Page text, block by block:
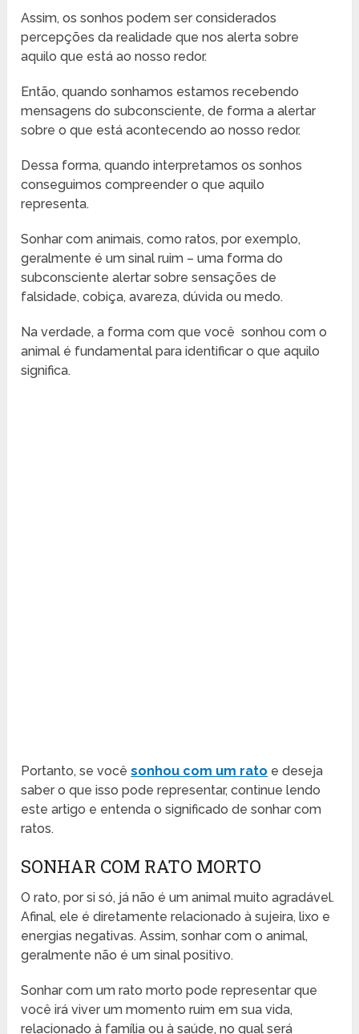
Assim, os sonhos podem ser considerados
percepções da realidade que nos alerta sobre
aquilo que está ao nosso redor.
Então, quando sonhamos estamos recebendo
mensagens do subconsciente, de forma a alertar
sobre o que está acontecendo ao nosso redor.
Dessa forma, quando interpretamos os sonhos
conseguimos compreender o que aquilo
representa.
Sonhar com animais, como ratos, por exemplo,
geralmente é um sinal ruim – uma forma do
subconsciente alertar sobre sensações de
falsidade, cobiça, avareza, dúvida ou medo.
Na verdade, a forma com que você sonhou com o
animal é fundamental para identificar o que aquilo
significa.
Portanto, se vocêsonhou com um rato e deseja
saber o que isso pode representar, continue lendo
este artigo e entenda o significado de sonhar com
ratos.
SONHAR COM RATO MORTO
O rato, por si só, já não é um animal muito agradável.
Afinal, ele é diretamente relacionado à sujeira, lixo e
energias negativas. Assim, sonhar com o animal,
geralmente não é um sinal positivo.
Sonhar com um rato morto pode representar que
você irá viver um momento ruim em sua vida,
relacionado à família ou à saúde, no qual será